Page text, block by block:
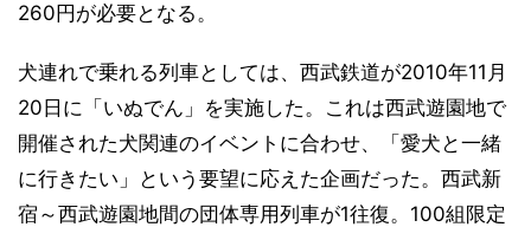
260円が必要となる。
犬連れで乗れる列車としては、西武鉄道が2010年11月
20日に「いぬでん」を実施した。これは西武遊園地で
開催された犬関連のイベントに合わせ、「愛犬と一緒
に行きたい」という要望に応えた企画だった。西武新
宿～西武遊園地間の団体専用列車が1往復。100組限定